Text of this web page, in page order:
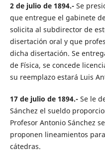
2 de julio de 1894.- Se
que entregue el gabinete
solicita al subdirector de
disertación oral y que
dicha disertación. Se
de Física, se concede
su reemplazo estará Luis
17 de julio de 1894.- Se le
Sánchez el sueldo
Profesor Antonio Sánchez
proponen lineamientos
cátedras.